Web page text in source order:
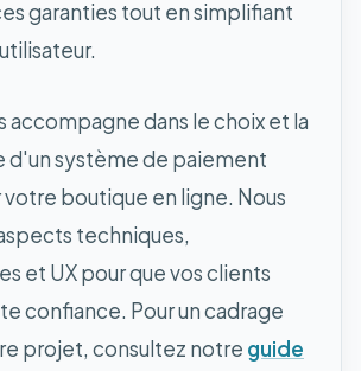
garanties tout en simplifiant
accompagne dans le choix et la
d'un système de paiement
boutique en ligne. Nous
techniques,
et UX pour que vos clients
confiance. Pour un cadrage
projet, consultez notre guide